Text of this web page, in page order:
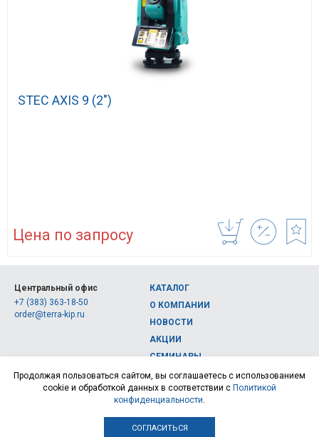
STEC AXIS 9 (2″)
Цена по запросу
Центральный офис
+7 (383) 363-18-50
order@terra-kip.ru
КАТАЛОГ
О КОМПАНИИ
НОВОСТИ
АКЦИИ
СЕМИНАРЫ
КОНТАКТЫ
© 2026, Интернет-магазин измерительных приборов Терра Импэкс
Продолжая пользоваться сайтом, вы соглашаетесь с использованием
cookie и обработкой данных в соответствии с Политикой
конфиденциальности.
СОГЛАСИТЬСЯ